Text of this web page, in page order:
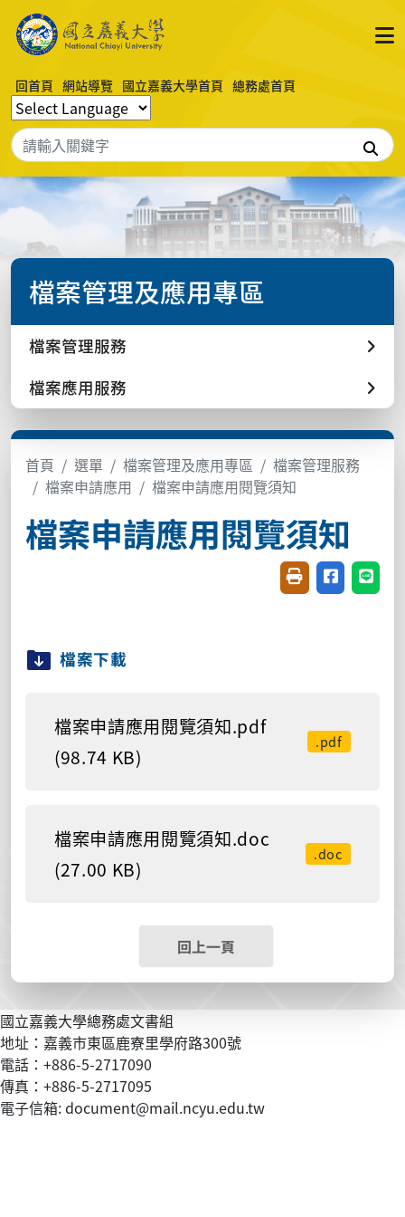
回首頁 網站導覽 國立嘉義大學首頁 總務處首頁
搜尋
檔案管理及應用專區
檔案管理服務
檔案應用服務
首頁 選單 檔案管理及應用專區
檔案管理服務
檔案申請應用
檔案申請應用閱覽須知
檔案申請應用閱覽須知
友善列印(開新視
分享至臉書
分享
檔案下載
檔案申請應用閱覽須知.pdf
(98.74 KB)
.pdf
檔案申請應用閱覽須知.doc
(27.00 KB)
.doc
回上一頁
國立嘉義大學總務處文書組
地址：嘉義市東區鹿寮里學府路300號
電話：+886-5-2717090
傳真：+886-5-2717095
電子信箱: document@mail.ncyu.edu.tw